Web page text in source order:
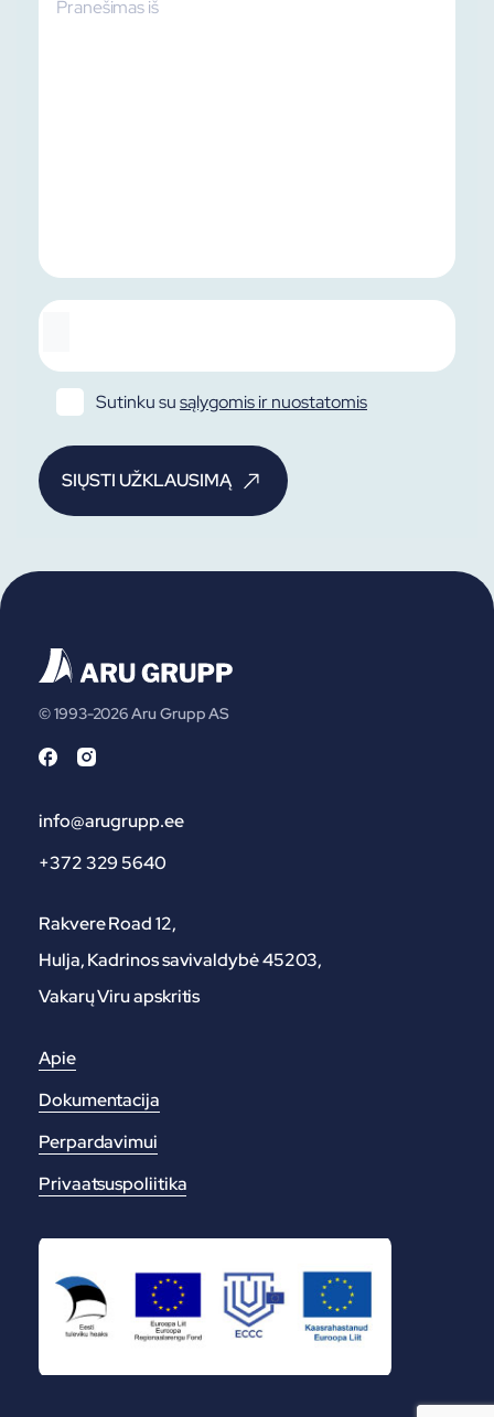
Sutinku susąlygomis ir nuostatomis
© 1993-2026 Aru Grupp AS
info@arugrupp.ee
+372 329 5640
Rakvere Road 12,
Hulja, Kadrinos savivaldybė 45203,
Vakarų Viru apskritis
Apie
Dokumentacija
Perpardavimui
Privaatsuspoliitika